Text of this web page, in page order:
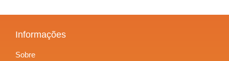
Informações
Sobre